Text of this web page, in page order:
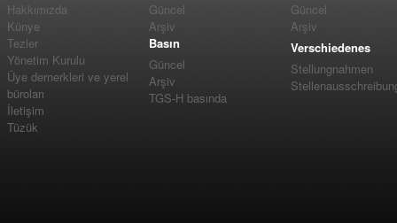
Hakkımızda
Künye
Tezler
Yönetim Kurulu
Üye dernerkleri ve yerel
büroları
İletişim
Tüzük
Güncel
Arşiv
Basın
Güncel
Arşiv
TGS-H basında
Güncel
Arşiv
Verschiedenes
Stellungnahmen